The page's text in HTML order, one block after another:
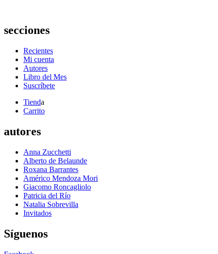
secciones
Recientes
Mi cuenta
Autores
Libro del Mes
Suscríbete
Tienda
Carrito
autores
Anna Zucchetti
Alberto de Belaunde
Roxana Barrantes
Américo Mendoza Mori
Giacomo Roncagliolo
Patricia del Río
Natalia Sobrevilla
Invitados
Síguenos